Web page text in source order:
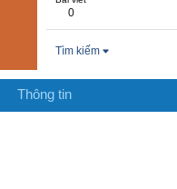
0
Tìm kiếm
Thông tin